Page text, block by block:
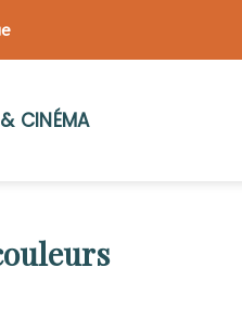
& CINÉMA